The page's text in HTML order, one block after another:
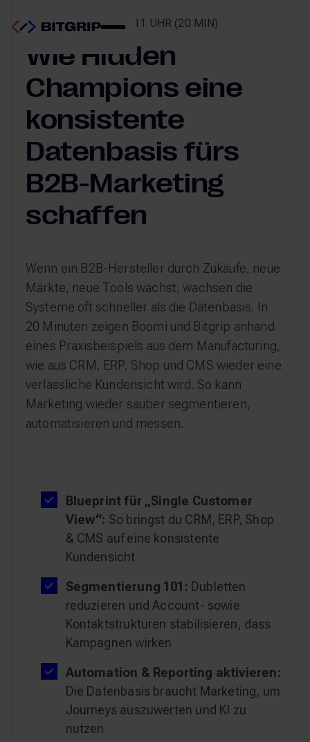
WEBINAR | 10.06.26, 11 UHR (20 MIN)
Wie Hidden
Champions eine
konsistente
Datenbasis fürs
B2B-Marketing
schaffen
Wenn ein B2B-Hersteller durch Zukäufe, neue
Märkte, neue Tools wächst, wachsen die
Systeme oft schneller als die Datenbasis. In
20 Minuten zeigen Boomi und Bitgrip anhand
eines Praxisbeispiels aus dem Manufacturing,
wie aus CRM, ERP, Shop und CMS wieder eine
verlässliche Kundensicht wird. So kann
Marketing wieder sauber segmentieren,
automatisieren und messen.
Blueprint für „Single Customer
View“: So bringst du CRM, ERP, Shop
& CMS auf eine konsistente
Kundensicht
Segmentierung 101: Dubletten
reduzieren und Account- sowie
Kontaktstrukturen stabilisieren, dass
Kampagnen wirken
Automation & Reporting aktivieren:
Die Datenbasis braucht Marketing, um
Journeys auszuwerten und KI zu
nutzen